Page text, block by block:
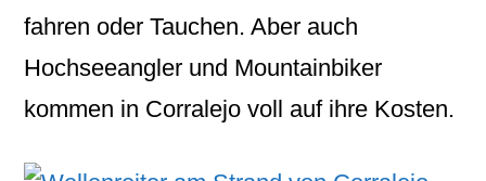
fahren oder Tauchen. Aber auch
Hochseeangler und Mountainbiker
kommen in Corralejo voll auf ihre Kosten.